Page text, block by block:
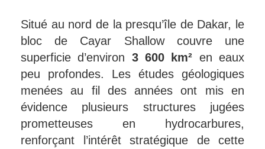
Situé au nord de la presqu’île de Dakar, le
bloc de Cayar Shallow couvre une
superficie d’environ 3 600 km² en eaux
peu profondes. Les études géologiques
menées au fil des années ont mis en
évidence plusieurs structures jugées
prometteuses en hydrocarbures,
renforçant l’intérêt stratégique de cette